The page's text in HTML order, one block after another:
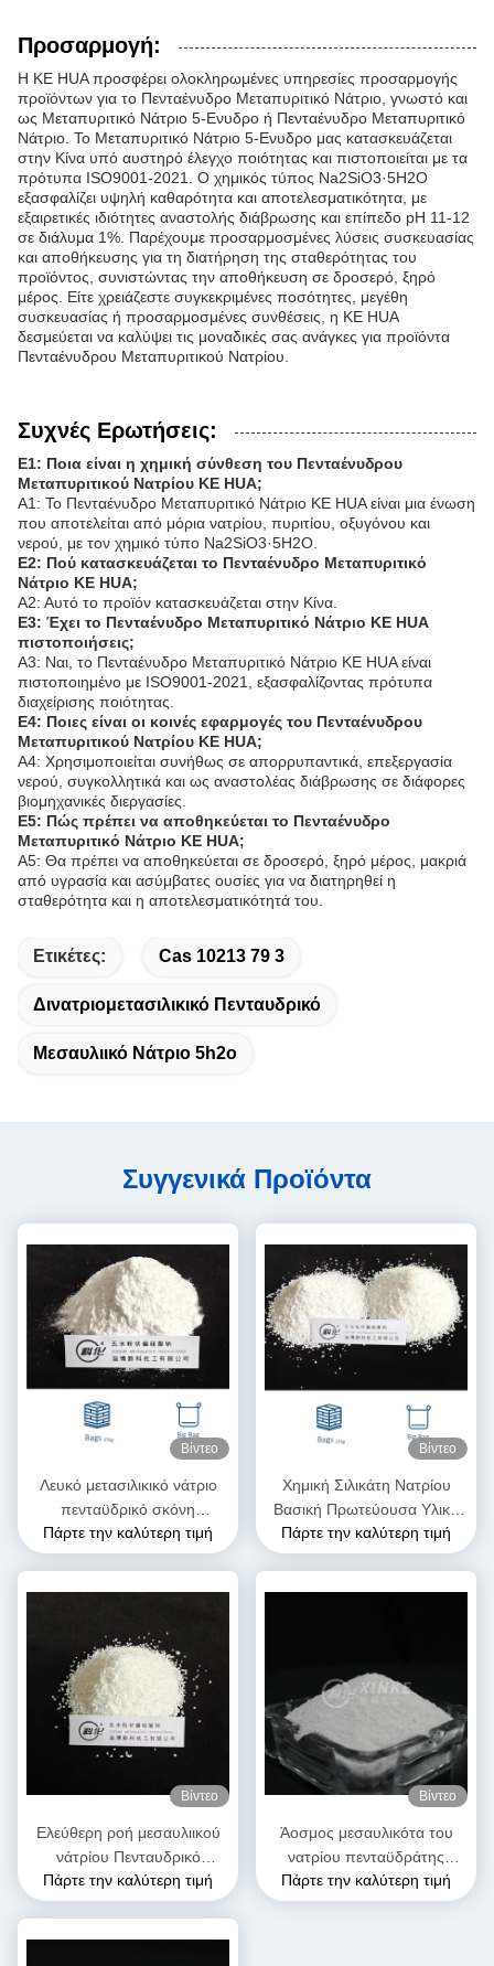
Προσαρμογή:
Η KE HUA προσφέρει ολοκληρωμένες υπηρεσίες προσαρμογής
προϊόντων για το Πενταένυδρο Μεταπυριτικό Νάτριο, γνωστό και
ως Μεταπυριτικό Νάτριο 5-Ενυδρο ή Πενταένυδρο Μεταπυριτικό
Νάτριο. Το Μεταπυριτικό Νάτριο 5-Ενυδρο μας κατασκευάζεται
στην Κίνα υπό αυστηρό έλεγχο ποιότητας και πιστοποιείται με τα
πρότυπα ISO9001-2021. Ο χημικός τύπος Na2SiO3·5H2O
εξασφαλίζει υψηλή καθαρότητα και αποτελεσματικότητα, με
εξαιρετικές ιδιότητες αναστολής διάβρωσης και επίπεδο pH 11-12
σε διάλυμα 1%. Παρέχουμε προσαρμοσμένες λύσεις συσκευασίας
και αποθήκευσης για τη διατήρηση της σταθερότητας του
προϊόντος, συνιστώντας την αποθήκευση σε δροσερό, ξηρό
μέρος. Είτε χρειάζεστε συγκεκριμένες ποσότητες, μεγέθη
συσκευασίας ή προσαρμοσμένες συνθέσεις, η KE HUA
δεσμεύεται να καλύψει τις μοναδικές σας ανάγκες για προϊόντα
Πενταένυδρου Μεταπυριτικού Νατρίου.
Συχνές Ερωτήσεις:
Ε1: Ποια είναι η χημική σύνθεση του Πενταένυδρου
Μεταπυριτικού Νατρίου KE HUA;
Α1: Το Πενταένυδρο Μεταπυριτικό Νάτριο KE HUA είναι μια ένωση
που αποτελείται από μόρια νατρίου, πυριτίου, οξυγόνου και
νερού, με τον χημικό τύπο Na2SiO3·5H2O.
Ε2: Πού κατασκευάζεται το Πενταένυδρο Μεταπυριτικό
Νάτριο KE HUA;
Α2: Αυτό το προϊόν κατασκευάζεται στην Κίνα.
Ε3: Έχει το Πενταένυδρο Μεταπυριτικό Νάτριο KE HUA
πιστοποιήσεις;
Α3: Ναι, το Πενταένυδρο Μεταπυριτικό Νάτριο KE HUA είναι
πιστοποιημένο με ISO9001-2021, εξασφαλίζοντας πρότυπα
διαχείρισης ποιότητας.
Ε4: Ποιες είναι οι κοινές εφαρμογές του Πενταένυδρου
Μεταπυριτικού Νατρίου KE HUA;
Α4: Χρησιμοποιείται συνήθως σε απορρυπαντικά, επεξεργασία
νερού, συγκολλητικά και ως αναστολέας διάβρωσης σε διάφορες
βιομηχανικές διεργασίες.
Ε5: Πώς πρέπει να αποθηκεύεται το Πενταένυδρο
Μεταπυριτικό Νάτριο KE HUA;
Α5: Θα πρέπει να αποθηκεύεται σε δροσερό, ξηρό μέρος, μακριά
από υγρασία και ασύμβατες ουσίες για να διατηρηθεί η
σταθερότητα και η αποτελεσματικότητά του.
Ετικέτες: Cas 10213 79 3
Δινατριομετασιλικικό Πενταυδρικό
Μεσαυλιικό Νάτριο 5h2o
Συγγενικά Προϊόντα
Βίντεο
Λευκό μετασιλικικό νάτριο
πενταϋδρικό σκόνη
Na2SiO3·5H2O Λύσιμο στο
νερό
Πάρτε την καλύτερη τιμή
Βίντεο
Χημική Σιλικάτη Νατρίου
Βασική Πρωτεύουσα Υλική
με Πολυδιάστατες Ιδιότητες
Πάρτε την καλύτερη τιμή
Βίντεο
Ελεύθερη ροή μεσαυλιικού
νάτρίου Πενταυδρικό
κόκκους Λευκό χρώμα
Πάρτε την καλύτερη τιμή
Βίντεο
Άοσμος μεσαυλικότα του
νατρίου πενταϋδράτης
διαλυτός στο νερό Μοριακό
βάρος 212,14 G/mol
Πάρτε την καλύτερη τιμή